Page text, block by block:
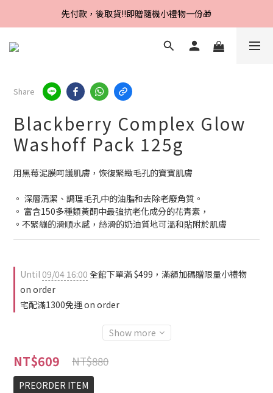
Line好友招募中，首購、回購皆贈100元
先付款，後取貨‼️即贈隨機小禮物一份🎁
Line好友招募中，首購、回購皆贈100元
Share
Blackberry Complex Glow
Washoff Pack 125g
用黑莓泥膜呵護肌膚，恢復緊緻毛孔的寶寶肌膚
。 深層清潔、調理毛孔中的油脂和去除老廢角質。
。 富含150多種類黃酮中最強抗老化成分的花青素，
。不緊繃的滑順水感，絲滑的奶油質地可溫和貼附於肌膚
Until09/04 16:00 全館下單滿 $499，滿額加碼贈限量小禮物
on order
宅配滿1300免運 on order
Show more
NT$609 NT$880
PREORDER ITEM